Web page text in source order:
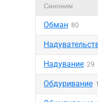
Синоним
Обман 80
Надувание 29
Обдуривание